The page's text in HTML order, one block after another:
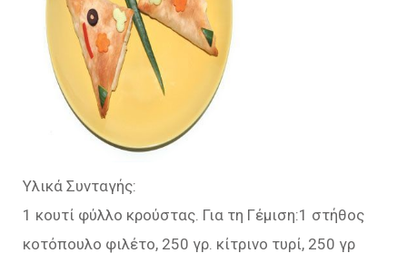
Υλικά Συνταγής:
1 κουτί φύλλο κρούστας. Για τη Γέμιση:1 στήθος
κοτόπουλο φιλέτο, 250 γρ. κίτρινο τυρί, 250 γρ